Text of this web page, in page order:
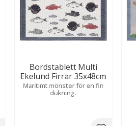
Bordstablett Multi
Ekelund Firrar 35x48cm
Maritimt mönster för en fin
dukning.